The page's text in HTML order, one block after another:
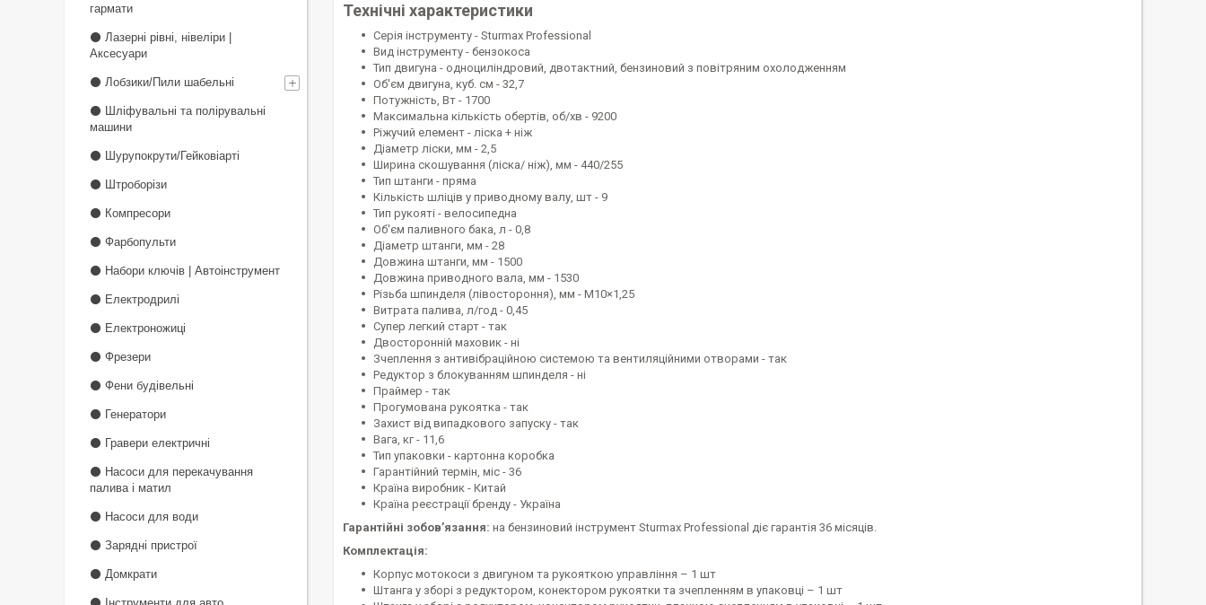
Технічні характеристики
Серія інструменту - Sturmax Professional
Вид інструменту - бензокоса
Тип двигуна - одноциліндровий, двотактний, бензиновий з повітряним охолодженням
Об'єм двигуна, куб. см - 32,7
Потужність, Вт - 1700
Максимальна кількість обертів, об/хв - 9200
Ріжучий елемент - ліска + ніж
Діаметр лiски, мм - 2,5
Ширина скошування (ліска/ ніж), мм - 440/255
Тип штанги - пряма
Кількість шліців у приводному валу, шт - 9
Тип рукояті - велосипедна
Об'єм паливного бака, л - 0,8
Діаметр штанги, мм - 28
Довжина штанги, мм - 1500
Довжина приводного вала, мм - 1530
Різьба шпинделя (лівостороння), мм - М10×1,25
Витрата палива, л/год - 0,45
Супер легкий старт - так
Двосторонній маховик - ні
Зчеплення з антивібраційною системою та вентиляційними отворами - так
Редуктор з блокуванням шпинделя - ні
Праймер - так
Прогумована рукоятка - так
Захист від випадкового запуску - так
Вага, кг - 11,6
Тип упаковки - картонна коробка
Гарантійний термін, міс - 36
Країна виробник - Китай
Країна реєстрації бренду - Україна
Гарантійні зобов’язання: на бензиновий інструмент Sturmax Professional діє гарантія 36 місяців.
Комплектація:
Корпус мотокоси з двигуном та рукояткою управління – 1 шт
Штанга у зборі з редуктором, конектором рукоятки та зчепленням в упаковці – 1 шт
гармати
⚫ Лазерні рівні, нівеліри |
Аксесуари
⚫ Лобзики/Пили шабельні
⚫ Шліфувальні та полірувальні
машини
⚫ Шурупокрути/Гейковіарті
⚫ Штроборізи
⚫ Компресори
⚫ Фарбопульти
⚫ Набори ключів | Автоінструмент
⚫ Електродрилі
⚫ Електроножиці
⚫ Фрезери
⚫ Фени будівельні
⚫ Генератори
⚫ Гравери електричні
⚫ Насоси для перекачування
палива і матил
⚫ Насоси для води
⚫ Зарядні пристрої
⚫ Домкрати